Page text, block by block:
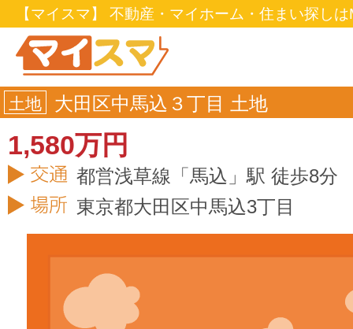
【マイスマ】 不動産・マイホーム・住まい探し
土地 大田区中馬込３丁目 土地
1,580万円
都営浅草線「馬込」駅 徒歩8分
東京都大田区中馬込3丁目